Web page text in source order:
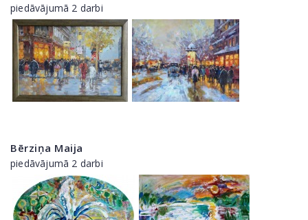
piedāvājumā 2 darbi
Bērziņa Maija
piedāvājumā 2 darbi